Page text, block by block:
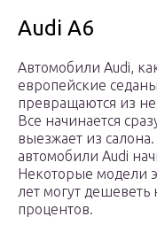
Audi A6
Автомобили Audi,
европейские
превращаются из
Все начинается
выезжает из
автомобили Audi
Некоторые модели
лет могут дешеветь
процентов.